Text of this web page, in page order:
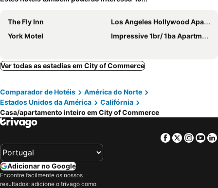
The Fly Inn
Los Angeles Hollywood Apartments
York Motel
Impressive 1br/ 1ba Apartment Entirely Yours, Located In Los Angeles, Ca.
Ver todas as estadias em City of Commerce
Comparador de Hotéis
América do Norte
Estados Unidos da América
Califórnia
Casa/apartamento inteiro em City of Commerce
Facebook
Twitter
Adicionar no Google
Encontre facilmente os nossos
resultados: adicione o trivago como